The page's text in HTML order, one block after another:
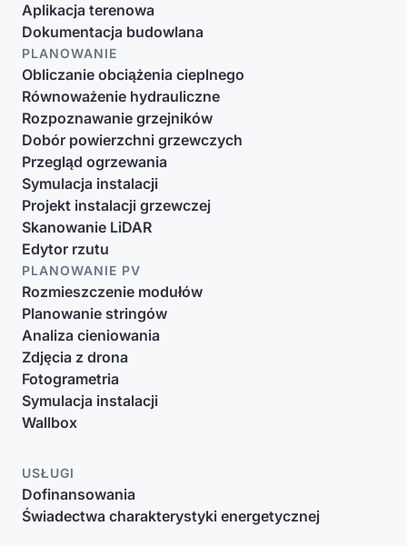
Aplikacja terenowa
Dokumentacja budowlana
PLANOWANIE
Obliczanie obciążenia cieplnego
Równoważenie hydrauliczne
Rozpoznawanie grzejników
Dobór powierzchni grzewczych
Przegląd ogrzewania
Symulacja instalacji
Projekt instalacji grzewczej
Skanowanie LiDAR
Edytor rzutu
PLANOWANIE PV
Rozmieszczenie modułów
Planowanie stringów
Analiza cieniowania
Zdjęcia z drona
Fotogrametria
Symulacja instalacji
Wallbox
USŁUGI
Dofinansowania
Świadectwa charakterystyki energetycznej